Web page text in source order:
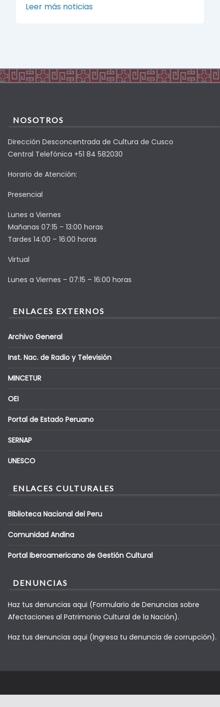
Leer más noticias
NOSOTROS
Dirección Desconcentrada de Cultura de Cusco
Central Telefónica +51 84 582030
Horario de Atención:
Presencial
Lunes a Viernes
Mañanas 07:15 – 13:00 horas
Tardes 14:00 – 16:00 horas
Virtual
Lunes a Viernes – 07:15 – 16:00 horas
ENLACES EXTERNOS
Archivo General
Inst. Nac. de Radio y Televisión
MINCETUR
OEI
Portal de Estado Peruano
SERNAP
UNESCO
ENLACES CULTURALES
Biblioteca Nacional del Peru
Comunidad Andina
Portal Iberoamericano de Gestión Cultural
DENUNCIAS
Haz tus denuncias aqui (Formulario de Denuncias sobre
Afectaciones al Patrimonio Cultural de la Nación).
Haz tus denuncias aqui (Ingresa tu denuncia de corrupción).